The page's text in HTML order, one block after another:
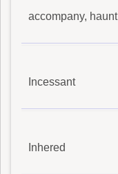
accompany, haunt
Incessant
Inhered